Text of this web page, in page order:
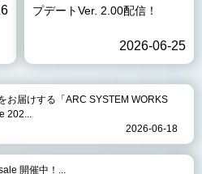
プデートVer. 2.00配信！
2026-06-25
お届けする「ARC SYSTEM WORKS
202...
2026-06-18
開催中！...